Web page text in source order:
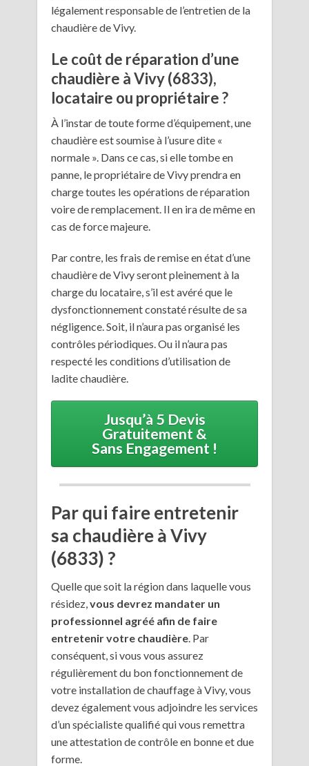
légalement responsable de l’entretien de la
chaudière de Vivy.
Le coût de réparation d’une
chaudière à Vivy (6833),
locataire ou propriétaire ?
À l’instar de toute forme d’équipement, une
chaudière est soumise à l’usure dite «
normale ». Dans ce cas, si elle tombe en
panne, le propriétaire de Vivy prendra en
charge toutes les opérations de réparation
voire de remplacement. Il en ira de même en
cas de force majeure.
Par contre, les frais de remise en état d’une
chaudière de Vivy seront pleinement à la
charge du locataire, s’il est avéré que le
dysfonctionnement constaté résulte de sa
négligence. Soit, il n’aura pas organisé les
contrôles périodiques. Ou il n’aura pas
respecté les conditions d’utilisation de
ladite chaudière.
Jusqu’à 5 Devis
Gratuitement &
Sans Engagement !
Par qui faire entretenir
sa chaudière à Vivy
(6833) ?
Quelle que soit la région dans laquelle vous
résidez,vous devrez mandater un
professionnel agréé afin de faire
entretenir votre chaudière. Par
conséquent, si vous vous assurez
régulièrement du bon fonctionnement de
votre installation de chauffage à Vivy, vous
devez également vous adjoindre les services
d’un spécialiste qualifié qui vous remettra
une attestation de contrôle en bonne et due
forme.